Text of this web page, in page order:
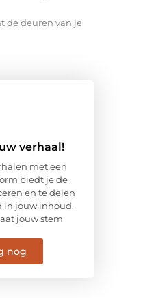
de deuren van je
verhaal!
met een
biedt je de
en te delen
in jouw inhoud.
jouw stem
nog